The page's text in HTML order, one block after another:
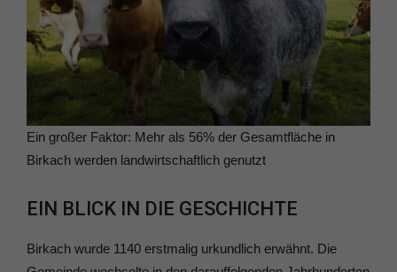
Ein großer Faktor: Mehr als 56% der Gesamtfläche in
Birkach werden landwirtschaftlich genutzt
EIN BLICK IN DIE GESCHICHTE
Birkach wurde 1140 erstmalig urkundlich erwähnt. Die